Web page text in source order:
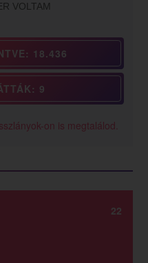
VOLTAM
18.436
9
on is megtalálod.
22